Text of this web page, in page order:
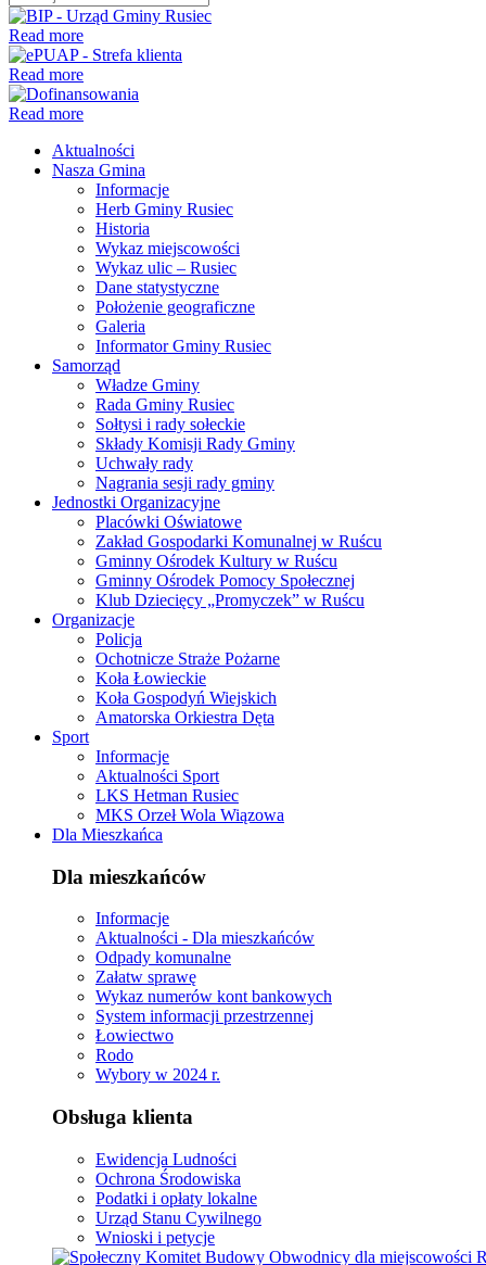
Read more
Read more
Read more
Aktualności
Nasza Gmina
Informacje
Herb Gminy Rusiec
Historia
Wykaz miejscowości
Wykaz ulic – Rusiec
Dane statystyczne
Położenie geograficzne
Galeria
Informator Gminy Rusiec
Samorząd
Władze Gminy
Rada Gminy Rusiec
Sołtysi i rady sołeckie
Składy Komisji Rady Gminy
Uchwały rady
Nagrania sesji rady gminy
Jednostki Organizacyjne
Placówki Oświatowe
Zakład Gospodarki Komunalnej w Ruścu
Gminny Ośrodek Kultury w Ruścu
Gminny Ośrodek Pomocy Społecznej
Klub Dziecięcy „Promyczek” w Ruścu
Organizacje
Policja
Ochotnicze Straże Pożarne
Koła Łowieckie
Koła Gospodyń Wiejskich
Amatorska Orkiestra Dęta
Sport
Informacje
Aktualności Sport
LKS Hetman Rusiec
MKS Orzeł Wola Wiązowa
Dla Mieszkańca
Dla mieszkańców
Informacje
Aktualności - Dla mieszkańców
Odpady komunalne
Załatw sprawę
Wykaz numerów kont bankowych
System informacji przestrzennej
Łowiectwo
Rodo
Wybory w 2024 r.
Obsługa klienta
Ewidencja Ludności
Ochrona Środowiska
Podatki i opłaty lokalne
Urząd Stanu Cywilnego
Wnioski i petycje